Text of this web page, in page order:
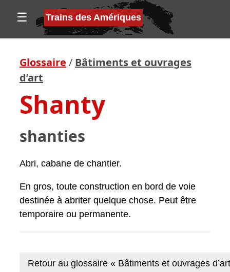
☰ Trains des Amériques
Glossaire / Bâtiments et ouvrages
d’art
Shanty
shanties
Abri, cabane de chantier.
En gros, toute construction en bord de voie
destinée à abriter quelque chose. Peut être
temporaire ou permanente.
Retour au glossaire « Bâtiments et ouvrages